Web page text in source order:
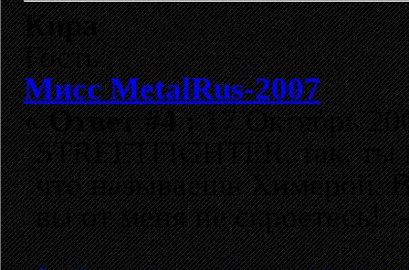
Кира
Гость
Мисс MetalRus-2007
«Ответ #4 :17 Октябрь
STREETFIGHTER, так,
что называешь Химерой.
вы от меня не скроетесь!